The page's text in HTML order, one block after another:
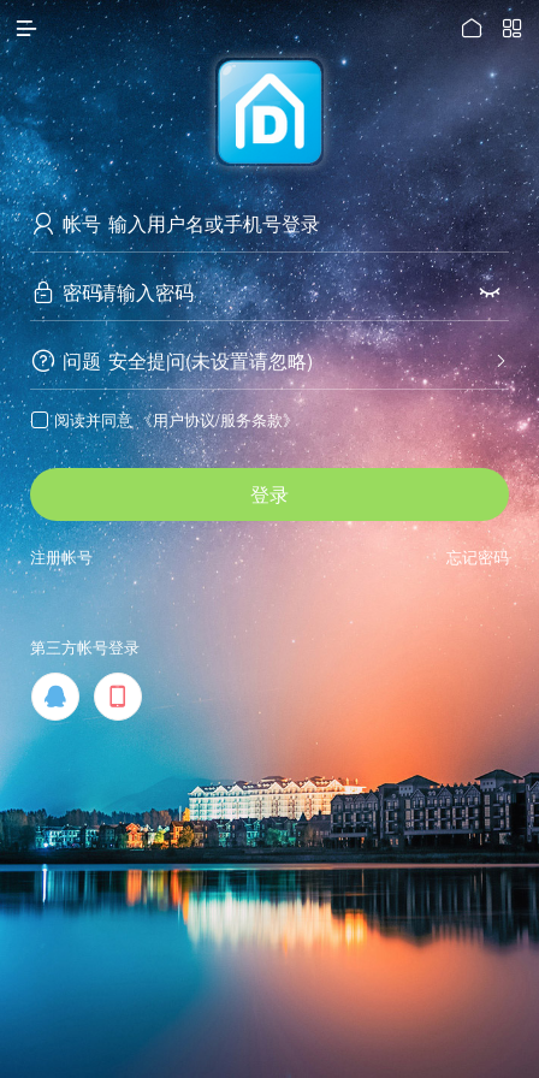

访问电脑版
 

 帐号
 密码 
 问题 
安全提问(未设置请忽略)
 阅读并同意 《用户协议/服务条款》
登录
忘记密码
注册帐号
第三方帐号登录
 